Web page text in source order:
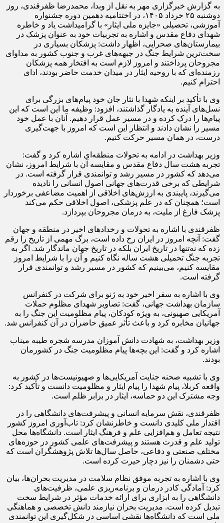
به گزارش خبرگزاری مهر به نقل از وبدا، محمدرضا ظفرقندی، روز
دوشنبه ۲۵ خرداد ۱۴۰۵، در اختتامیه دهمین دوره جشنواره
آموزشی، تحصیلی «جایزه ملی ایثار» با گرامیداشت یاد و خاطره
شهدای دفاع مقدس و اشاره به تجربیات خود به عنوان پزشک در
بیمارستان‌های صحرایی، اظهار داشت: پزشکان بسیاری در
سخت‌ترین شرایط جنگ در جبهه‌های غرب و جنوب کشور به مداوای
مجروحان پرداختند و امروز لازم است به افتخار همه پزشکان
رزمنده‌ای که با روحیه ایثار در میدان خدمت حاضر بودند، ادای
احترام کنیم.
وی با تأکید بر اینکه شهدا با نثار جان خود پیام‌های بزرگی برای
نسل‌های آینده به یادگار گذاشتند، افزود: وظیفه ما این است که این
پیام‌ها را درک کرده و در مسیر عمل قرار دهیم. آنان با عمل خود
مسیر را نشان دادند و انتظار این است که امروز با جهت‌گیری
درست، در همان مسیر حرکت کنیم.
وزیر بهداشت در ادامه به تحولات منطقه‌ای اشاره کرد و گفت:
تجربه هشت سال دفاع مقدس و مقایسه آن با شرایط امروز، نشان
می‌دهد که کشور در مسیر رشد و توانمندی قرار گرفته است. در
شرایطی که برخی قدرت‌های جهانی اصول انسانی را نادیده
می‌گیرند، پایبندی به ارزش‌های اخلاقی از اهمیت مضاعفی برخوردار
است؛ همچنان که در علم پزشکی، اصول اخلاقی حکم می‌کند
پزشک فارغ از ملیت، به درمان مجروحان بپردازد.
ظفرقندی با اشاره به تحولات و رخدادهای اخیر در منطقه و جهان
گفت: آنچه امروز در ایران رخ داده است، برگ مهمی از تاریخ را رقم
زده که نه‌تنها در تاریخ ایران بلکه در تاریخ جهان ماندگار شد. اگر به
تجربه جنگ تحمیلی هشت‌ ساله نگاه کنیم و آن را با شرایط امروز
مقایسه کنیم، می‌بینیم که کشور در مسیر رشد و توانمندی قرار
گرفته است.
وی با اشاره به سفر اخیر خود به ژنو برای شرکت در کنفرانس
سازمان بهداشت جهانی، گفت: تصاویر شهدای مظلوم حملات
آمریکایی صهیونی، به ویژه کودکان، پیام مظلومیت این جنگ را به
جهانیان مخابره کرد و باعث تأثر عمیق حاضران در آن کنفرانس شد.
وزیر بهداشت، به شهادت دانش آموزان مدرسه شجره طیبه میناب
اشاره کرد و گفت: این بچه‌ها پیام مظلومیت جنگ در کشورمان
بودند.
وی با تشبیه صحنه جنایت آمریکایی‌ها و صهیونیست‌ها در کشور به
واقعه کربلا، پیام شهدا را پیام ایثار و مظلومیت دانست و تأکید کرد:
وجه مشترک این دو حماسه، ایثار در برابر ظلم است.
ظفرقندی، نقش سرمایه انسانی و پیشرفت‌های دانشگاهی را در
اقتدار ملی کلیدی دانست و خاطرنشان کرد: تاب‌آوری امروز کشور
نتیجه تعامل و هم‌افزایی علم و فرهنگ ایثار است. دانشگاه‌ها محل
تولید علم و قدرت هستند و پیشرفت‌های علمی کشور در حوزه‌های
مختلف صنعتی و دفاعی، حاصل سال‌ها تلاش پژوهشگران است که
حتی دشمنان را نیز دچار حیرت کرده است.
وی با اشاره به تجربه موفق نظام سلامت در مدیریت بحران‌ها، بیان
کرد: آمادگی کادر درمان و برنامه‌ریزی علمی، ظرفیت‌های
دانشگاهی را به ابزاری برای ارائه خدمات مؤثر در شرایط سخت
تبدیل کرده است. مدیریت بحران نیازمند دانش تخصصی و هماهنگی
ملی است که دانشگاه‌ها نقشی اساسی در شکل‌گیری این توانمندی